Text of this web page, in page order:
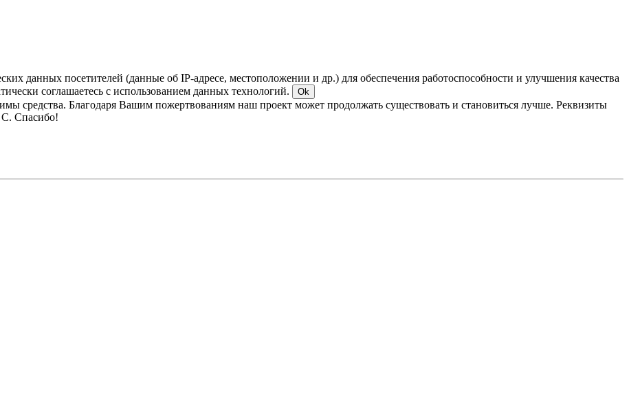
данных посетителей (данные об IP-адресе, местоположении и др.) для обеспечения работоспособности и улучшения качества
соглашаетесь с использованием данных технологий.
Ok
средства. Благодаря Вашим пожертвованиям наш проект может продолжать существовать и становиться лучше. Реквизиты
С. Спасибо!